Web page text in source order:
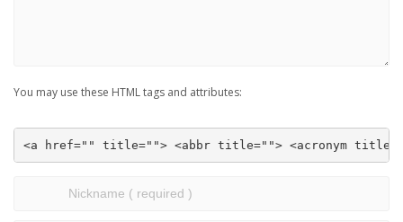
You may use these HTML tags and attributes:
<a href="" title=""> <abbr title=""> <acronym